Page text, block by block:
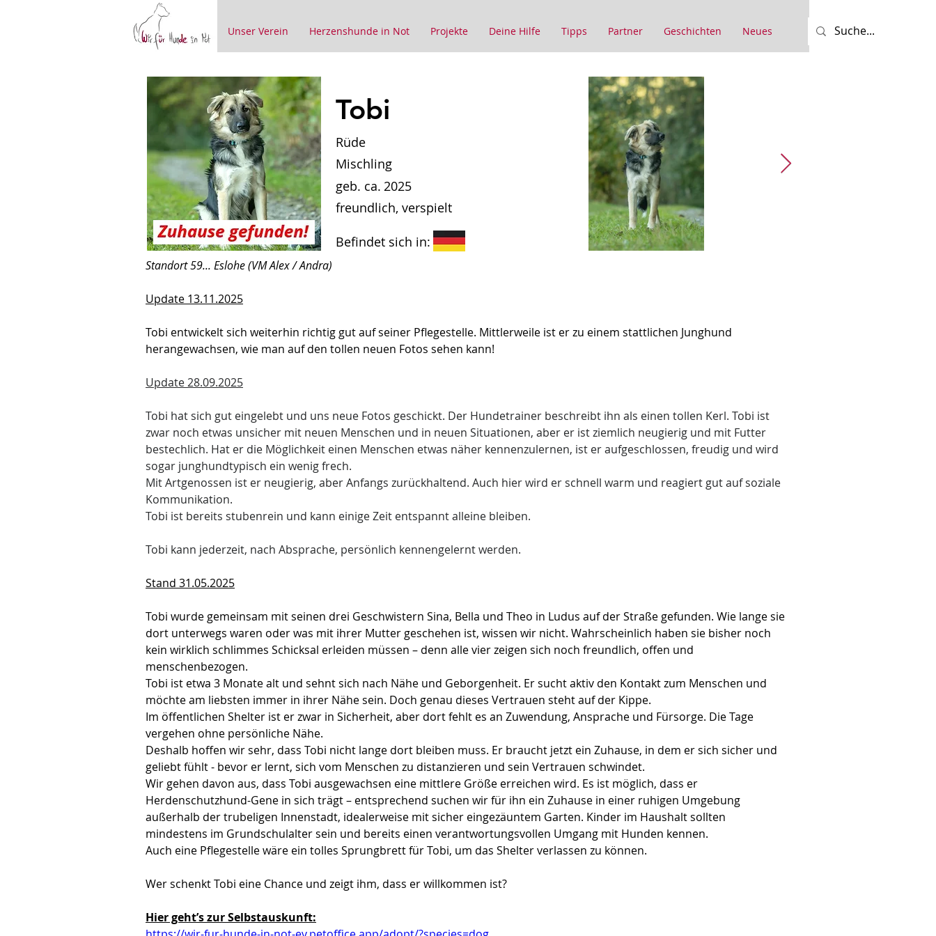
Unser Verein Herzenshunde in Not Projekte Deine Hilfe Tipps Partner Geschichten Neues
Tobi
Rüde
Mischling
2025
freundlich, verspielt
Befindet sich in:
geb. ca.
Standort 59... Eslohe (VM Alex / Andra)
Update 13.11.2025
Tobi entwickelt sich weiterhin richtig gut auf seiner Pflegestelle. Mittlerweile ist er zu einem stattlichen Junghund
herangewachsen, wie man auf den tollen neuen Fotos sehen kann!
Update 28.09.2025
Tobi hat sich gut eingelebt und uns neue Fotos geschickt. Der Hundetrainer beschreibt ihn als einen tollen Kerl. Tobi ist
zwar noch etwas unsicher mit neuen Menschen und in neuen Situationen, aber er ist ziemlich neugierig und mit Futter
bestechlich. Hat er die Möglichkeit einen Menschen etwas näher kennenzulernen, ist er aufgeschlossen, freudig und wird
sogar junghundtypisch ein wenig frech.
Mit Artgenossen ist er neugierig, aber Anfangs zurückhaltend. Auch hier wird er schnell warm und reagiert gut auf soziale
Kommunikation.
Tobi ist bereits stubenrein und kann einige Zeit entspannt alleine bleiben.
Tobi kann jederzeit, nach Absprache, persönlich kennengelernt werden.
Stand 31.05.2025
Tobi wurde gemeinsam mit seinen drei Geschwistern Sina, Bella und Theo in Ludus auf der Straße gefunden. Wie lange sie
dort unterwegs waren oder was mit ihrer Mutter geschehen ist, wissen wir nicht. Wahrscheinlich haben sie bisher noch
kein wirklich schlimmes Schicksal erleiden müssen – denn alle vier zeigen sich noch freundlich, offen und
menschenbezogen.
Tobi ist etwa 3 Monate alt und sehnt sich nach Nähe und Geborgenheit. Er sucht aktiv den Kontakt zum Menschen und
möchte am liebsten immer in ihrer Nähe sein. Doch genau dieses Vertrauen steht auf der Kippe.
Im öffentlichen Shelter ist er zwar in Sicherheit, aber dort fehlt es an Zuwendung, Ansprache und Fürsorge. Die Tage
vergehen ohne persönliche Nähe.
Deshalb hoffen wir sehr, dass Tobi nicht lange dort bleiben muss. Er braucht jetzt ein Zuhause, in dem er sich sicher und
geliebt fühlt - bevor er lernt, sich vom Menschen zu distanzieren und sein Vertrauen schwindet.
Wir gehen davon aus, dass Tobi ausgewachsen eine mittlere Größe erreichen wird. Es ist möglich, dass er
Herdenschutzhund-Gene in sich trägt – entsprechend suchen wir für ihn ein Zuhause in einer ruhigen Umgebung
außerhalb der trubeligen Innenstadt, idealerweise mit sicher eingezäuntem Garten. Kinder im Haushalt sollten
mindestens im Grundschulalter sein und bereits einen verantwortungsvollen Umgang mit Hunden kennen.
Auch eine Pflegestelle wäre ein tolles Sprungbrett für Tobi, um das Shelter verlassen zu können.
Wer schenkt Tobi eine Chance und zeigt ihm, dass er willkommen ist?
Hier geht’s zur Selbstauskunft: